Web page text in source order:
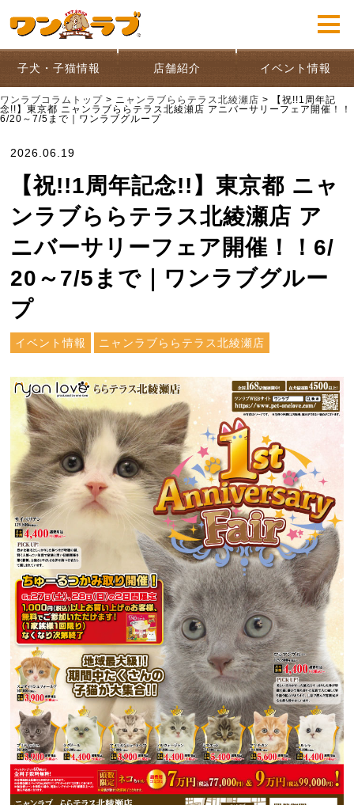
子犬・子猫情報 店舗紹介 イベント情報
ワンラブコラムトップ > ニャンラブららテラス北綾瀬店 >
【祝!!1周年記
念!!】東京都 ニャンラブららテラス北綾瀬店 アニバーサリーフェア開催！！
6/20～7/5まで｜ワンラブグループ
2026.06.19
【祝!!1周年記念!!】東京都 ニャ
ンラブららテラス北綾瀬店 ア
ニバーサリーフェア開催！！6/
20～7/5まで｜ワンラブグルー
プ
イベント情報 ニャンラブららテラス北綾瀬店